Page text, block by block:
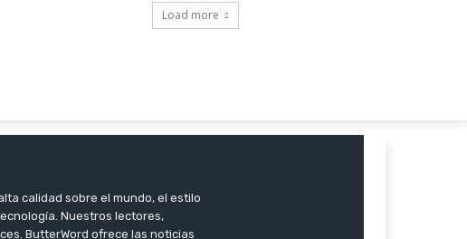
Load more
calidad sobre el mundo, el estilo
Nuestros lectores,
ButterWord ofrece las noticias